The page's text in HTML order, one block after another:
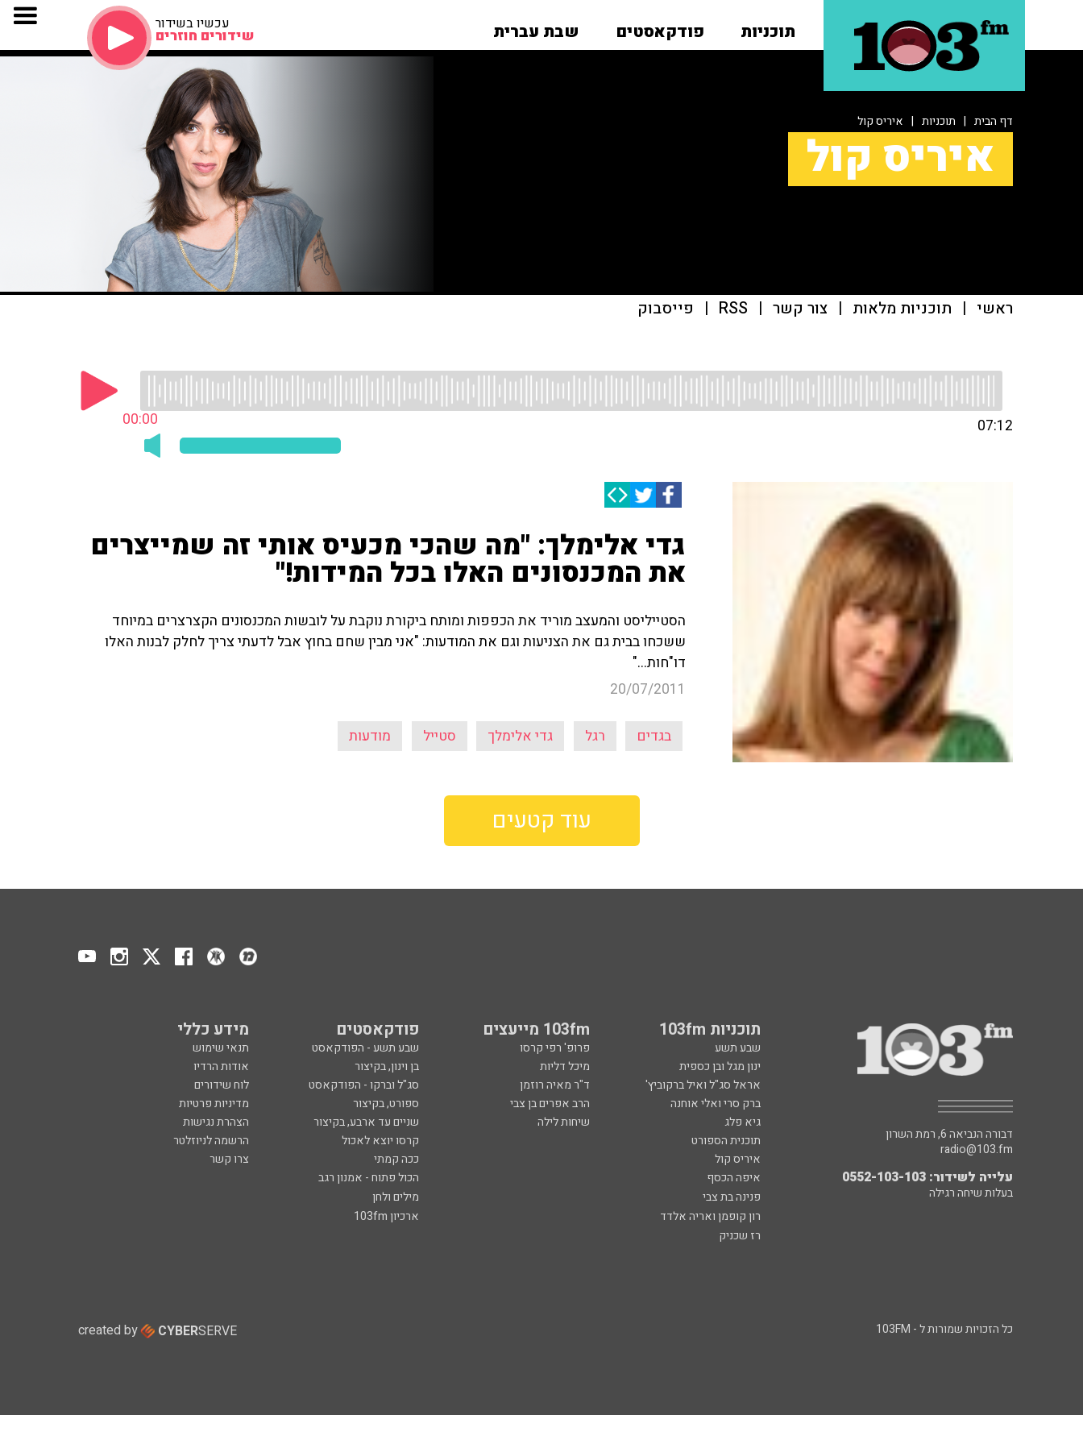
תוכניות פודקאסטים שבת עברית עכשיו בשידור
שידורים חוזרים
דף הבית | תוכניות | איריס קול
איריס קול
ראשי | תוכניות מלאות | צור קשר |
RSS
| פייסבוק
00:00 07:12
גדי אלימלך: "מה שהכי מכעיס אותי זה שמייצרים
את המכנסונים האלו בכל המידות!"
הסטייליסט והמעצב מוריד את הכפפות ומותח ביקורת נוקבת על לובשות המכנסונים הקצרצרים במיוחד
ששכחו בבית גם את הצניעות וגם את המודעות: "אני מבין שחם בחוץ אבל לדעתי צריך לחלק לבנות האלו
דו"חות..."
20/07/2011
בגדים רגל גדי אלימלך סטייל מודעות
עוד קטעים
תוכניות 103fm 103fm מייעצים פודקאסטים מידע כללי
שבע תשע פרופ' רפי קרסו שבע תשע - הפודקאסט
תנאי שימוש
ינון מגל ובן כספית
מיכל דליות בן וינון, בקיצור
אודות הרדיו
אראל סג"ל ואיל ברקוביץ'
ד"ר מאיה רוזמן סג"ל וברקו - הפודקאסט
לוח שידורים
ברק סרי ואלי אוחנה
הרב אפרים בן צבי ספורט, בקיצור
מדיניות פרטיות
גיא פלג
שיחות לילה שניים עד ארבע, בקיצור
הצהרת נגישות
תוכנית הספורט
קרסו יוצא לאכול
הרשמה לניוזלטר
איריס קול
ככה קמתי
צרו קשר
איפה הכסף
הכול פתוח - אמנון רגב
פנינה בת צבי
מילים ולחן
רון קופמן ואריה אלדד
ארכיון 103fm
רז שכניק
דבורה הנביאה 6, רמת השרון
radio@103.fm
עלייה לשידור: 0552-103-103
בעלות שיחה רגילה
כל הזכויות שמורות ל - 103FM created by CYBERSERVE